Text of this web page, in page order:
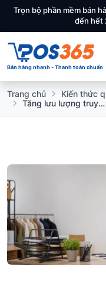
Trọn bộ phần mềm bán
đến hết
Bán hàng nhanh - Thanh toán chuẩn
Trang chủ Kiến thức
Tăng lưu lượng truy cập từ Facebook và Instagram